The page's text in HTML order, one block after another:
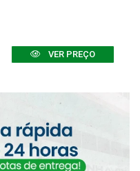
VER PREÇO